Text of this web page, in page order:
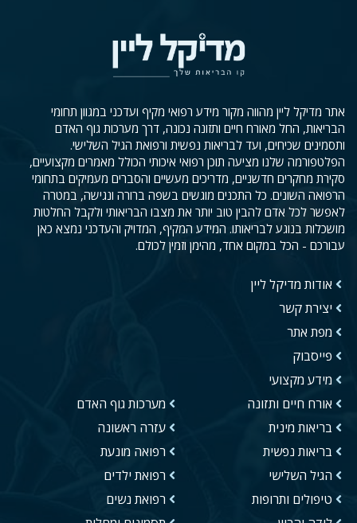
אתר מדיקל ליין מהווה מקור מידע רפואי מקיף ועדכני במגוון תחומי
הבריאות, החל מאורח חיים ותזונה נכונה, דרך מערכות גוף האדם
ותסמינים שכיחים, ועד לבריאות נפשית ורפואת הגיל השלישי.
הפלטפורמה שלנו מציעה תוכן רפואי איכותי הכולל מאמרים מקצועיים,
סקירת מחקרים חדשניים, מדריכים מעשיים והסברים מעמיקים בתחומי
הרפואה השונים. כל התכנים מוגשים בשפה ברורה ונגישה, במטרה
לאפשר לכל אדם להבין טוב יותר את מצבו הבריאותי ולקבל החלטות
מושכלות בנוגע לבריאותו. המידע המקיף, המדויק והעדכני נמצא כאן
עבורכם - הכל במקום אחד, מהימן וזמין לכולם.
אודות מדיקל ליין
יצירת קשר
מפת אתר
פייסבוק
מידע מקצועי
אורח חיים ותזונה
בריאות מינית
בריאות נפשית
הגיל השלישי
טיפולים ותרופות
מערכות גוף האדם
עזרה ראשונה
רפואה מונעת
רפואת ילדים
רפואת נשים